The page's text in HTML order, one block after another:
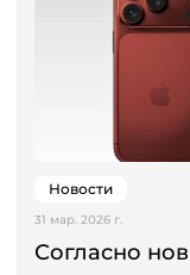
Новости
31 мар. 2026 г.
Согласно